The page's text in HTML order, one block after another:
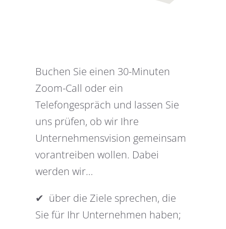
Buchen Sie einen 30-Minuten
Zoom-Call oder ein
Telefongespräch und lassen Sie
uns prüfen, ob wir Ihre
Unternehmensvision gemeinsam
vorantreiben wollen. Dabei
werden wir…
✔︎ über die Ziele sprechen, die
Sie für Ihr Unternehmen haben;